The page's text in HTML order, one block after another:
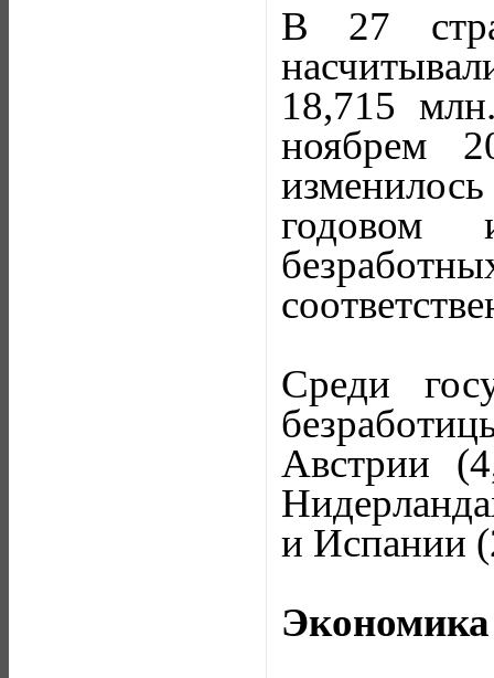
В 27
18,715
ноябрем
годовом
Среди
Австрии
и Испании